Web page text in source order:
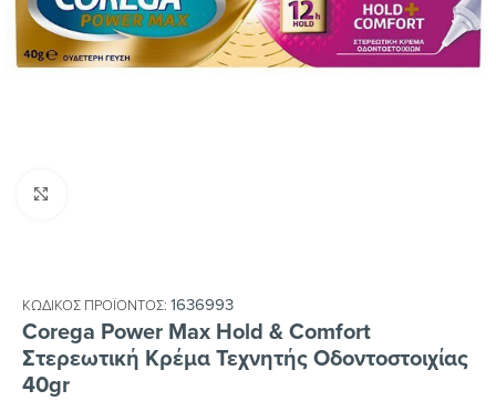
Corega Power Max Hold & Comfort
Στερεωτική Κρέμα Τεχνητής Οδοντοστοιχίας
40gr
ΚΩΔΙΚΌΣ ΠΡΟΪΌΝΤΟΣ: 1636993